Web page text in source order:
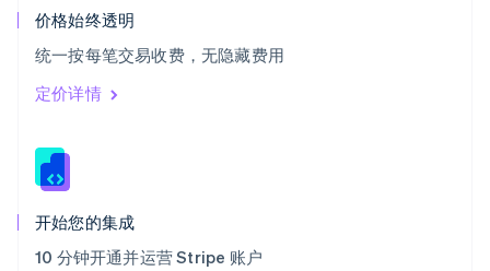
价格始终透明
统一按每笔交易收费，无隐藏费用
定价详情
开始您的集成
10 分钟开通并运营 Stripe 账户
希腊
English
西班牙
Español
新加坡
新西兰
匈牙利
English
ItalianoEnglish